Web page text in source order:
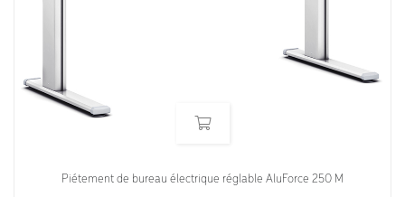
Piétement de bureau électrique réglable AluForce 250 M